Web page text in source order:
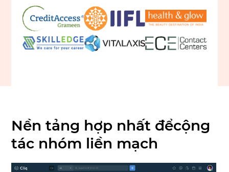
Nền tảng hợp nhất đểcộng
tác nhóm liền mạch